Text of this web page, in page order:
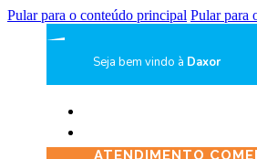
Pular para o conteúdo principal Pular para
Seja bem vindo à Daxor
ATENDIMENTO